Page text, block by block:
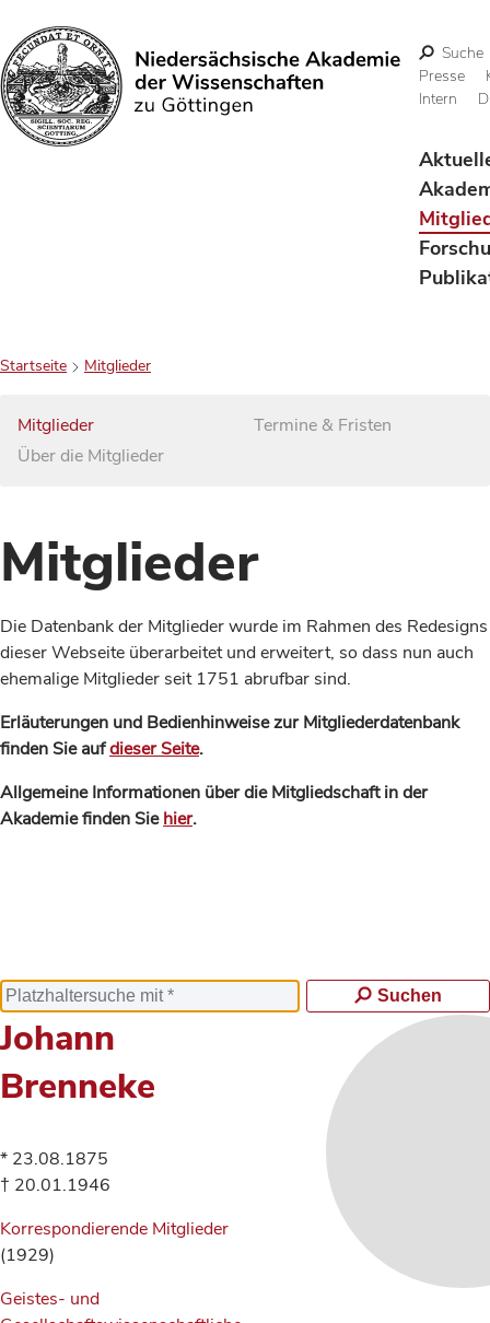
Suchen
Suche
Presse
Intern
Startseite Mitglieder
Mitglieder
Über die Mitglieder
Termine & Fristen
Mitglieder
Die Datenbank der Mitglieder wurde im Rahmen des Redesigns
dieser Webseite überarbeitet und erweitert, so dass nun auch
ehemalige Mitglieder seit 1751 abrufbar sind.
Erläuterungen und Bedienhinweise zur Mitgliederdatenbank
finden Sie aufdieser Seite.
Allgemeine Informationen über die Mitgliedschaft in der
Akademie finden Siehier.
Suchen
Johann
Brenneke
* 23.08.1875
† 20.01.1946
Korrespondierende Mitglieder
(1929)
Geistes- und